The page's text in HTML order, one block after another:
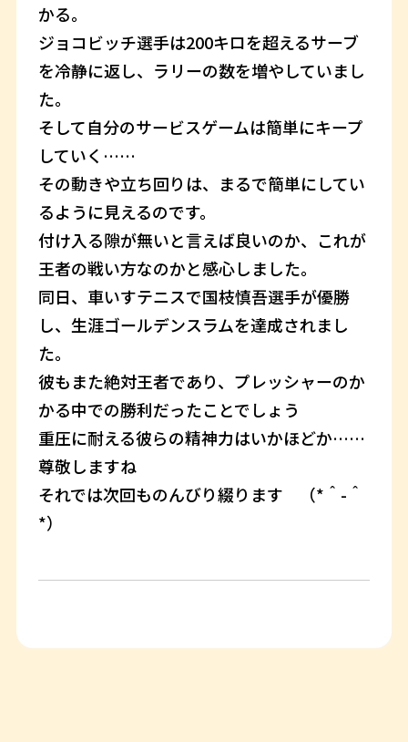
かる。
ジョコビッチ選手は200キロを超えるサーブ
を冷静に返し、ラリーの数を増やしていまし
た。
そして自分のサービスゲームは簡単にキープ
していく……
その動きや立ち回りは、まるで簡単にしてい
るように見えるのです。
付け入る隙が無いと言えば良いのか、これが
王者の戦い方なのかと感心しました。
同日、車いすテニスで国枝慎吾選手が優勝
し、生涯ゴールデンスラムを達成されまし
た。
彼もまた絶対王者であり、プレッシャーのか
かる中での勝利だったことでしょう
重圧に耐える彼らの精神力はいかほどか……
尊敬しますね
それでは次回ものんびり綴ります （*＾-＾
*）